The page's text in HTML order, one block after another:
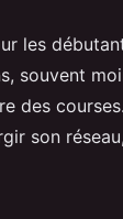
les
souvent
des
son